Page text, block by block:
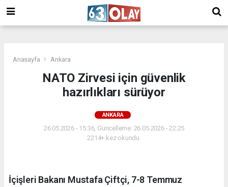
Anasayfa Ankara
NATO Zirvesi için güvenlik
hazırlıkları sürüyor
ANKARA
26.05.2026 - 15:36, Güncelleme: 26.05.2026 - 22:25
2214+ kez okundu.
İçişleri Bakanı Mustafa Çiftçi, 7-8 Temmuz